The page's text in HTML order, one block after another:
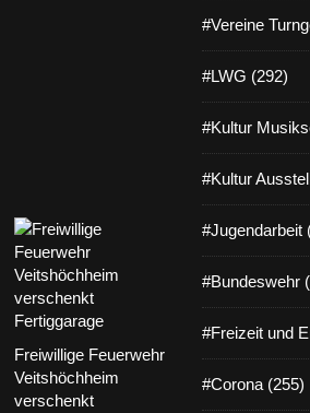
Freiwillige Feuerwehr
Veitshöchheim
verschenkt
#Vereine
#LWG (292)
#Kultur
#Kultur
#Jugendarbeit
#Bundeswehr
#Freizeit und
#Corona (255)